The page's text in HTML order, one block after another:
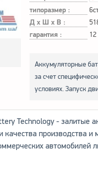
типоразмер :
Д х Ш х В :
гарантия :
Аккумуляторные
за счет
условиях. Запуск
Technology - залитые
качества производства
автомобилей